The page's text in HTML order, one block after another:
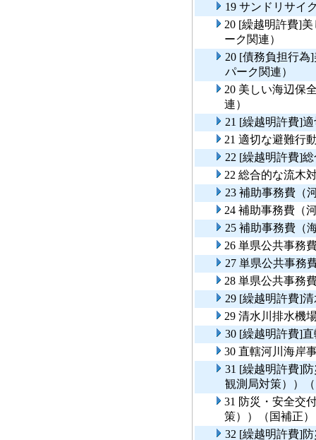
19 サンドリサイ
20 [繰越明許費]
ーク関連）
20 [債務負担行為
パーク関連）
20 美しい海辺保
連）
21 [繰越明許費]
21 適切な避難行
22 [繰越明許費]
22 総合的な流木
23 補助事務費（
24 補助事務費（
25 補助事務費（
26 単県公共事務
27 単県公共事務
28 単県公共事務
29 [繰越明許費]
29 清水川排水機
30 [繰越明許費]
30 直轄河川海岸
31 [繰越明許費]
観測局対策））
31 防災・安全交
策））（国補正）
32 [繰越明許費]